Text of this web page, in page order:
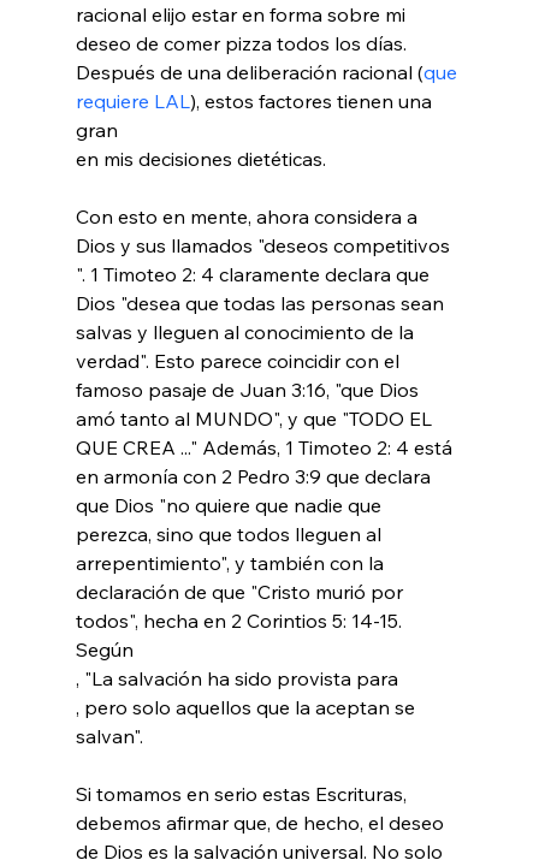
racional elijo estar en forma sobre mi
deseo de comer pizza todos los días.
Después de una deliberación racional (que
requiere LAL ), estos factores tienen una
gran
en mis decisiones dietéticas.
Con esto en mente, ahora considera a
Dios y sus llamados "deseos competitivos
". 1 Timoteo 2: 4 claramente declara que
Dios "desea que todas las personas sean
salvas y lleguen al conocimiento de la
verdad". Esto parece coincidir con el
famoso pasaje de Juan 3:16, "que Dios
amó tanto al MUNDO", y que "TODO EL
QUE CREA ..." Además, 1 Timoteo 2: 4 está
en armonía con 2 Pedro 3:9 que declara
que Dios "no quiere que nadie que
perezca, sino que todos lleguen al
arrepentimiento", y también con la
declaración de que "Cristo murió por
todos", hecha en 2 Corintios 5: 14-15.
Según
, "La salvación ha sido provista para
, pero solo aquellos que la aceptan se
salvan".
Si tomamos en serio estas Escrituras,
debemos afirmar que, de hecho, el deseo
de Dios es la salvación universal. No solo